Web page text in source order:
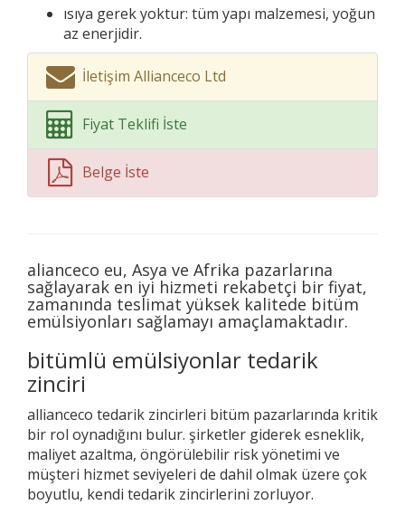
ısıya gerek yoktur: tüm yapı malzemesi, yoğun
az enerjidir.
İletişim Allianceco Ltd
Fiyat Teklifi İste
Belge İste
alianceco eu, Asya ve Afrika pazarlarına
sağlayarak en iyi hizmeti rekabetçi bir fiyat,
zamanında teslimat yüksek kalitede bitüm
emülsiyonları sağlamayı amaçlamaktadır.
bitümlü emülsiyonlar tedarik
zinciri
allianceco tedarik zincirleri bitüm pazarlarında kritik
bir rol oynadığını bulur. şirketler giderek esneklik,
maliyet azaltma, öngörülebilir risk yönetimi ve
müşteri hizmet seviyeleri de dahil olmak üzere çok
boyutlu, kendi tedarik zincirlerini zorluyor.